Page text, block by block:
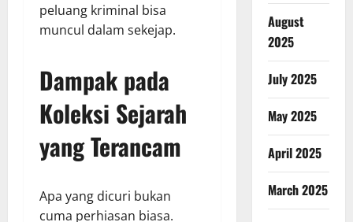
peluang kriminal bisa
muncul dalam sekejap.
Dampak pada
Koleksi Sejarah
yang Terancam
Apa yang dicuri bukan
cuma perhiasan biasa.
August
2025
July 2025
May 2025
April 2025
March 2025